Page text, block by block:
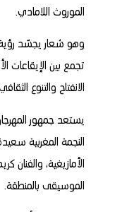
الموروث اللامادي.
وهو شعار يجسّد
تجمع بين الإيقاعات
الانفتاح والتنوع
يستعد جمهور
النجمة المغربية
الأمازيغية،
الموسيقى بالمنطقة.